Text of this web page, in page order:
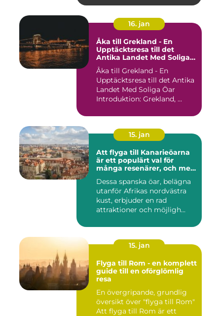
16. jan
Åka till Grekland - En
Upptäcktsresa till det
Antika Landet Med Soliga
Öar
Åka till Grekland - En
Upptäcktsresa till det Antika
Landet Med Soliga Öar
Introduktion: Grekland, ...
15. jan
Att flyga till Kanarieöarna
är ett populärt val för
många resenärer, och med
Dessa spanska öar, belägna
utanför Afrikas nordvästra
kust, erbjuder en rad
attraktioner och möjligh...
15. jan
Flyga till Rom - en komplett
guide till en oförglömlig
resa
En övergripande, grundlig
översikt över "flyga till Rom"
Att flyga till Rom är ett